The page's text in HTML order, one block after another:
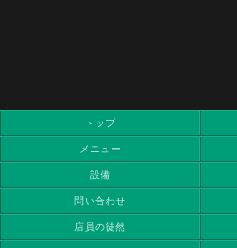
トップ
メニュー
設備
問い合わせ
店員の徒然